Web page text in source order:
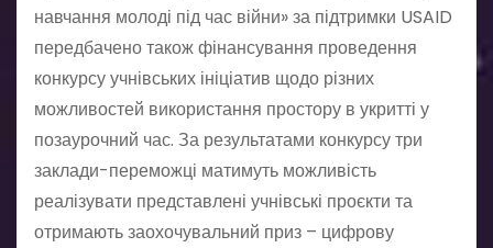
навчання молоді під час війни» за підтримки USAID
передбачено також фінансування проведення
конкурсу учнівських ініціатив щодо різних
можливостей використання простору в укритті у
позаурочний час. За результатами конкурсу три
заклади-переможці матимуть можливість
реалізувати представлені учнівські проєкти та
отримають заохочувальний приз – цифрову